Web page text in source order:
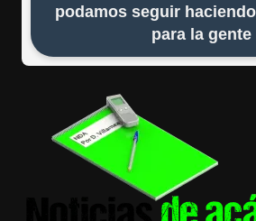
podamos seguir
para la gente